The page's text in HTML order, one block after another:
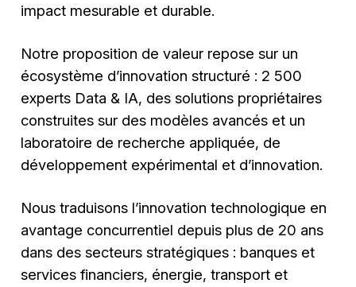
impact mesurable et durable.
Notre proposition de valeur repose sur un
écosystème d’innovation structuré : 2 500
experts Data & IA, des solutions propriétaires
construites sur des modèles avancés et un
laboratoire de recherche appliquée, de
développement expérimental et d’innovation.
Nous traduisons l’innovation technologique en
avantage concurrentiel depuis plus de 20 ans
dans des secteurs stratégiques : banques et
services financiers, énergie, transport et